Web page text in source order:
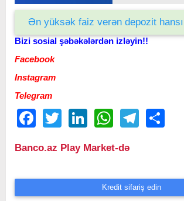
Ən yüksək faiz verən depozit hansı
Bizi sosial şəbəkələrdən izləyin!!
Facebook
Instagram
Telegram
FacebookTwitter LinkedIn WhatsAppTelegram
Banco.az Play Market-də
Kredit sifariş edin